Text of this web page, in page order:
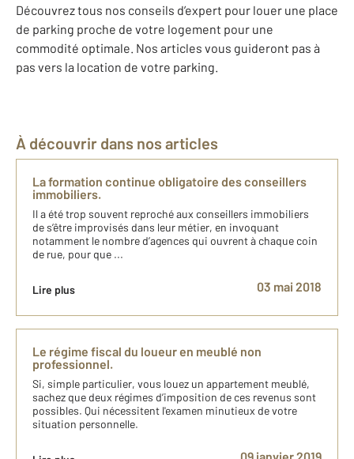
Découvrez tous nos conseils d’expert pour louer une place
de parking proche de votre logement pour une
commodité optimale. Nos articles vous guideront pas à
pas vers la location de votre parking.
À découvrir dans nos articles
La formation continue obligatoire des conseillers
immobiliers.
Il a été trop souvent reproché aux conseillers immobiliers
de s’être improvisés dans leur métier, en invoquant
notamment le nombre d’agences qui ouvrent à chaque coin
de rue, pour que ...
Lire plus 03 mai 2018
Le régime fiscal du loueur en meublé non
professionnel.
Si, simple particulier, vous louez un appartement meublé,
sachez que deux régimes d’imposition de ces revenus sont
possibles. Qui nécessitent l'examen minutieux de votre
situation personnelle.